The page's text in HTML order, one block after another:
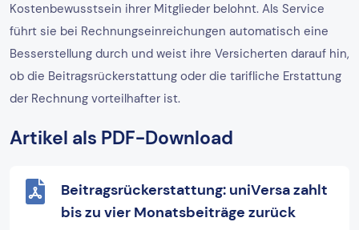
Kostenbewusstsein ihrer Mitglieder belohnt. Als Service
führt sie bei Rechnungseinreichungen automatisch eine
Besserstellung durch und weist ihre Versicherten darauf hin,
ob die Beitragsrückerstattung oder die tarifliche Erstattung
der Rechnung vorteilhafter ist.
Artikel als PDF-Download
Beitragsrückerstattung: uniVersa zahlt
bis zu vier Monatsbeiträge zurück